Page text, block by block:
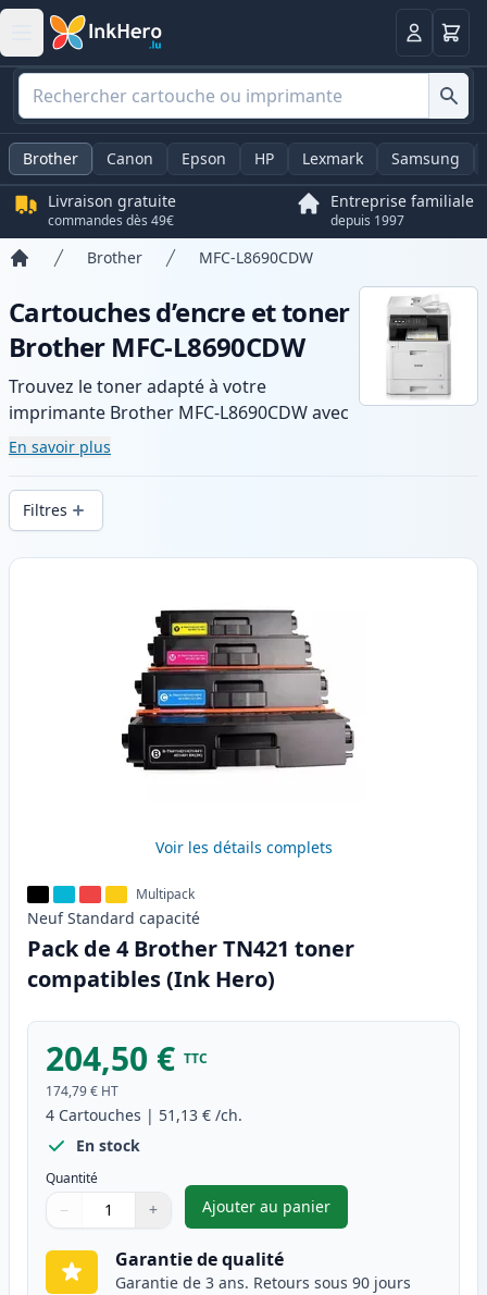
Panier
Brother Canon Epson HP Lexmark Samsung
Livraison gratuite
commandes dès 49€
Entreprise familiale
depuis 1997
Brother MFC-L8690CDW
Cartouches d’encre et toner
Brother MFC-L8690CDW
Trouvez le toner adapté à votre
imprimante Brother MFC-L8690CDW avec
notre gamme de cartouches compatibles
et haute capacité. Profitez d’une qualité
d’impression constante et d’une livraison
rapide depuis un stock local en .
En savoir plus
Filtres
Produits
Voir les détails complets
Multipack
Neuf Standard capacité
Pack de 4 Brother TN421 toner
compatibles (Ink Hero)
204,50 € TTC
174,79 € HT
4 Cartouches | 51,13 € /ch.
En stock
Quantité
Quantité
Utilisez les boutons pour ajuster
− +
Quantité
Ajouter au panier
,Pack de 4 Brother TN421
Garantie de qualité
Garantie de 3 ans. Retours sous 90 jours